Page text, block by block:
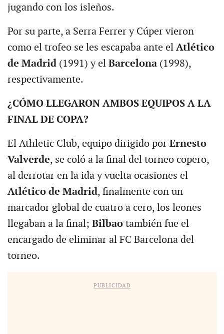
jugando con los isleños.
Por su parte, a Serra Ferrer y Cúper vieron
como el trofeo se les escapaba ante el Atlético
de Madrid(1991) y el Barcelona(1998),
respectivamente.
¿CÓMO LLEGARON AMBOS EQUIPOS A LA
FINAL DE COPA?
El Athletic Club, equipo dirigido por Ernesto
Valverde, se coló a la final del torneo copero,
al derrotar en la ida y vuelta ocasiones el
Atlético de Madrid, finalmente con un
marcador global de cuatro a cero, los leones
llegaban a la final; Bilbaotambién fue el
encargado de eliminar al FC Barcelona del
torneo.
PUBLICIDAD